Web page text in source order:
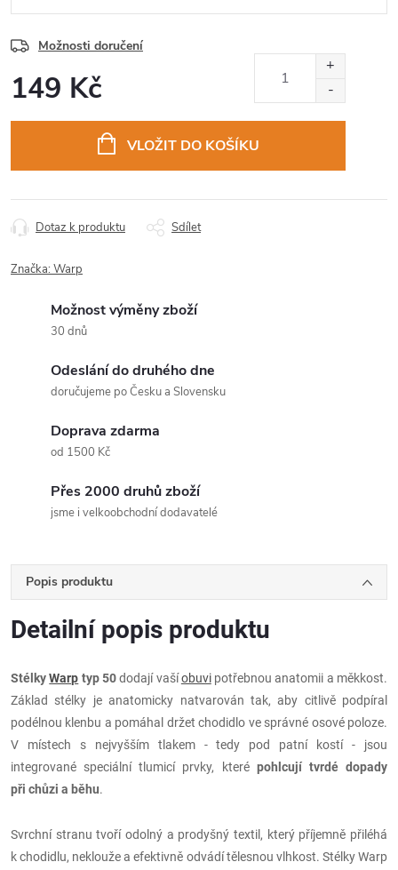
Možnosti doručení
149 Kč
VLOŽIT DO KOŠÍKU
Dotaz k produktu Sdílet
Značka:Warp
Možnost výměny zboží
30 dnů
Odeslání do druhého dne
doručujeme po Česku a Slovensku
Doprava zdarma
od 1500 Kč
Přes 2000 druhů zboží
jsme i velkoobchodní dodavatelé
Popis produktu
Detailní popis produktu
StélkyWarp typ 50dodají vašíobuvipotřebnou anatomii a měkkost.
Základ stélky je anatomicky natvarován tak, aby citlivě podpíral
podélnou klenbu a pomáhal držet chodidlo ve správné osové poloze.
V místech s nejvyšším tlakem - tedy pod patní kostí - jsou
integrované speciální tlumicí prvky, které pohlcují tvrdé dopady
při chůzi a běhu.
Svrchní stranu tvoří odolný a prodyšný textil, který příjemně přiléhá
k chodidlu, neklouže a efektivně odvádí tělesnou vlhkost. Stélky Warp